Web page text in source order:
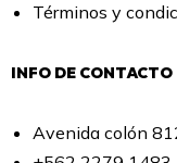
Términos y
INFO DE CONTACTO
Avenida colón